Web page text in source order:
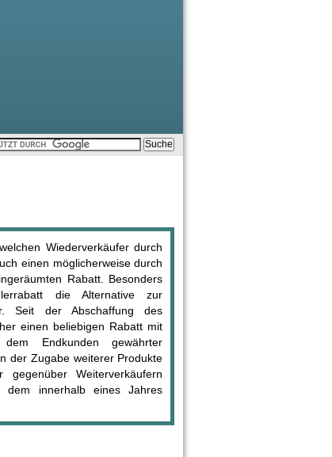
Wiederverkäufer durch
einen möglicherweise durch
Rabatt. Besonders
die Alternative zur
Seit der Abschaffung des
einen beliebigen Rabatt mit
Endkunden gewährter
der Zugabe weiterer Produkte
Weiterverkäufern
dem innerhalb eines Jahres